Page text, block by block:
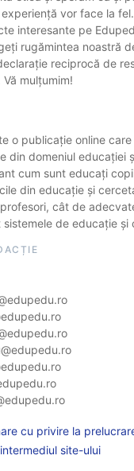
vor face la
interesante pe
rugămintea noastră
reciprocă de
mulțumim!
o publicație online
din domeniul educației
cum sunt educați
din educație și
cât de
de educație și
cu privire la
site-ului